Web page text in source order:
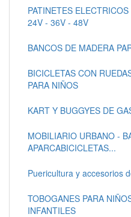
PATINETES
24V - 36V - 48V
BANCOS DE MADERA
BICICLETAS CON
PARA NIÑOS
KART Y BUGGYES DE
MOBILIARIO URBANO -
APARCABICICLETAS...
Puericultura y accesorios
TOBOGANES PARA
INFANTILES